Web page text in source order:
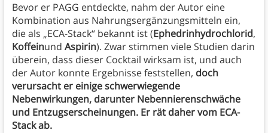
Bevor er PAGG entdeckte, nahm der Autor eine
Kombination aus Nahrungsergänzungsmitteln ein,
die als „ECA-Stack“ bekannt ist (Ephedrinhydrochlorid,
Koffeinund Aspirin). Zwar stimmen viele Studien darin
überein, dass dieser Cocktail wirksam ist, und auch
der Autor konnte Ergebnisse feststellen, doch
verursacht er einige schwerwiegende
Nebenwirkungen, darunter Nebennierenschwäche
und Entzugserscheinungen. Er rät daher vom ECA-
Stack ab.